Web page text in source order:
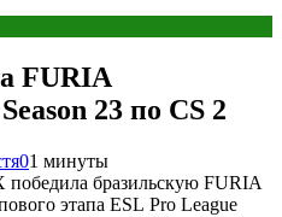
FURIA
23 по CS 2
01 минуты
бразильскую FURIA
этапа ESL Pro League